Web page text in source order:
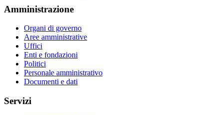
Amministrazione
Organi di governo
Aree amministrative
Uffici
Enti e fondazioni
Politici
Personale amministrativo
Documenti e dati
Servizi